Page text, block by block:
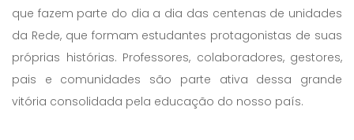
que fazem parte do dia a dia das centenas de unidades
da Rede, que formam estudantes protagonistas de suas
próprias histórias. Professores, colaboradores, gestores,
pais e comunidades são parte ativa dessa grande
vitória consolidada pela educação do nosso país.